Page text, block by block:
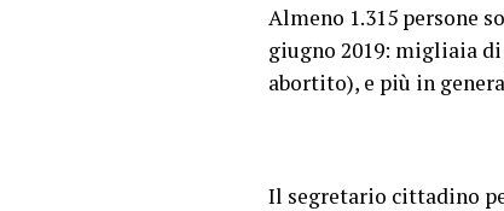
Almeno 1.315 persone
giugno 2019: migliaia
abortito), e più in
Il segretario cittadino